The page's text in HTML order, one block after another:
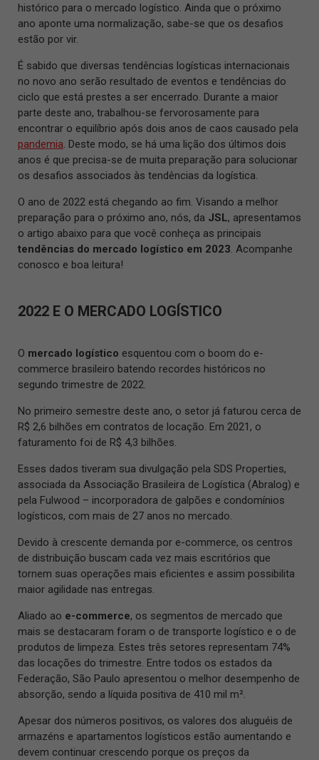
histórico para o mercado logístico. Ainda que o próximo
ano aponte uma normalização, sabe-se que os desafios
estão por vir.
É sabido que diversas tendências logísticas internacionais
no novo ano serão resultado de eventos e tendências do
ciclo que está prestes a ser encerrado. Durante a maior
parte deste ano, trabalhou-se fervorosamente para
encontrar o equilíbrio após dois anos de caos causado pela
pandemia. Deste modo, se há uma lição dos últimos dois
anos é que precisa-se de muita preparação para solucionar
os desafios associados às tendências da logística.
O ano de 2022 está chegando ao fim. Visando a melhor
preparação para o próximo ano, nós, da JSL, apresentamos
o artigo abaixo para que você conheça as principais
tendências do mercado logístico em 2023. Acompanhe
conosco e boa leitura!
2022 E O MERCADO LOGÍSTICO
O mercado logístico esquentou com o boom do e-
commerce brasileiro batendo recordes históricos no
segundo trimestre de 2022.
No primeiro semestre deste ano, o setor já faturou cerca de
R$ 2,6 bilhões em contratos de locação. Em 2021, o
faturamento foi de R$ 4,3 bilhões.
Esses dados tiveram sua divulgação pela SDS Properties,
associada da Associação Brasileira de Logística (Abralog) e
pela Fulwood – incorporadora de galpões e condomínios
logísticos, com mais de 27 anos no mercado.
Devido à crescente demanda por e-commerce, os centros
de distribuição buscam cada vez mais escritórios que
tornem suas operações mais eficientes e assim possibilita
maior agilidade nas entregas.
Aliado ao e-commerce, os segmentos de mercado que
mais se destacaram foram o de transporte logístico e o de
produtos de limpeza. Estes três setores representam 74%
das locações do trimestre. Entre todos os estados da
Federação, São Paulo apresentou o melhor desempenho de
absorção, sendo a líquida positiva de 410 mil m².
Apesar dos números positivos, os valores dos aluguéis de
armazéns e apartamentos logísticos estão aumentando e
devem continuar crescendo porque os preços da